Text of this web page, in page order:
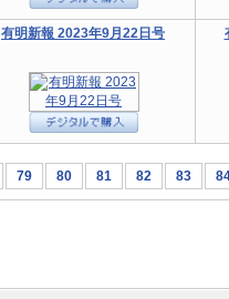
有明新報 2023年9月22日号
79 80 81 82 83